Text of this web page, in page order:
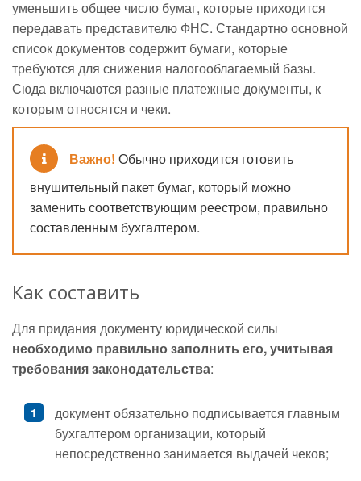
уменьшить общее число бумаг, которые приходится
передавать представителю ФНС. Стандартно основной
список документов содержит бумаги, которые
требуются для снижения налогооблагаемый базы.
Сюда включаются разные платежные документы, к
которым относятся и чеки.
Важно! Обычно приходится готовить
внушительный пакет бумаг, который можно
заменить соответствующим реестром, правильно
составленным бухгалтером.
Как составить
Для придания документу юридической силы
необходимо правильно заполнить его, учитывая
требования законодательства:
документ обязательно подписывается главным
бухгалтером организации, который
непосредственно занимается выдачей чеков;